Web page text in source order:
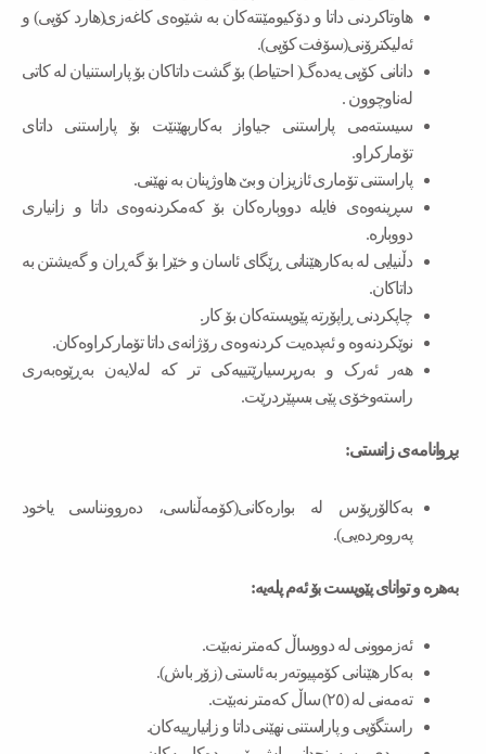
هاوتاکردنی داتا و دۆکیومێنتەکان بە شێوەی کاغەزی(هارد کۆپی) و
ئەلیکترۆنی(سۆفت کۆپی).
دانانی کۆپی یەدەگ( احتیاط) بۆ گشت داتاکان بۆ پاراستنیان لە کاتی
لەناوچوون .
سیستەمی پاراستنی جیاواز بەکاربهێنێت بۆ پاراستنی داتای
تۆمارکراو.
پاراستنی تۆماری ئازیزان و بێ هاوژینان بە نهێنی.
سڕینەوەی فایلە دووبارەکان بۆ کەمکردنەوەی داتا و زانیاری
دووبارە.
دڵنیایی لە بەکارهێنانی ڕێگای ئاسان و خێرا بۆ گەڕان و گەیشتن بە
داتاکان.
چاپکردنی ڕاپۆرتە پێویستەکان بۆ کار.
نوێکردنەوە و ئەپدەیت کردنەوەی رۆژانەی داتا تۆمارکراوەکان.
هەر ئەرک و بەرپرسیارێتییەکی تر کە لەلایەن بەڕێوەبەری
راستەوخۆی پێی بسپێردرێت.
بڕوانامەی زانستی:
بەکالۆریۆس لە بوارەکانی(کۆمەڵناسی، دەروونناسی یاخود
پەروەردەیی).
بەهرە و توانای پێویست بۆ ئەم پلەیە:
ئەزموونی له دووساڵ كەمتر نەبێت.
بەکار هێنانی کۆمپیوتەر بە ئاستی (زۆر باش).
تەمەنی لە (٢٥) ساڵ کەمتر نەبێت.
راستگۆیی و پاراستنی نهێنی داتا و زانیارییەکان.